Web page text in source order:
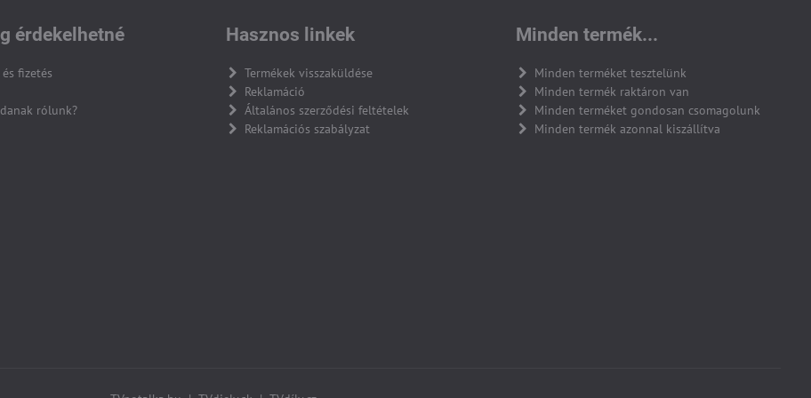
érdekelhetné
fizetés
rólunk?
Hasznos linkek
Termékek visszaküldése
Reklamáció
Általános szerződési feltételek
Reklamációs szabályzat
Minden termék...
Minden terméket tesztelünk
Minden termék raktáron van
Minden terméket gondosan csomagolunk
Minden termék azonnal kiszállítva